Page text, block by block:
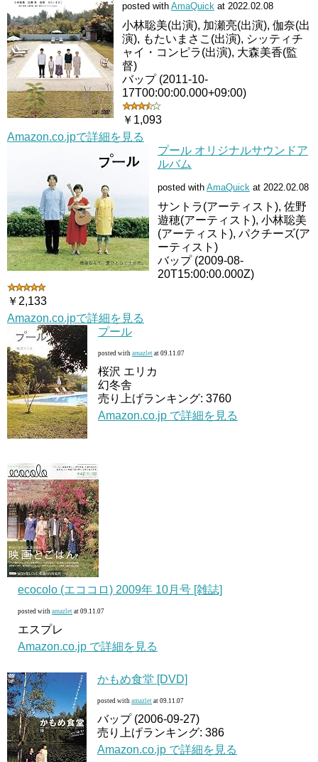
posted with AmaQuick at 2022.02.08
小林聡美(出演), 加瀬亮(出演), 伽奈(出
演), もたいまさこ(出演), シッティチ
ャイ・コンピラ(出演), 大森美香(監
督)
バップ (2011-10-
17T00:00:00.000+09:00)
￥1,093
Amazon.co.jpで詳細を見る
プール オリジナルサウンドア
ルバム
posted with AmaQuick at 2022.02.08
サントラ(アーティスト), 佐野
遊穂(アーティスト), 小林聡美
(アーティスト), パクチーズ(ア
ーティスト)
バップ (2009-08-
20T15:00:00.000Z)
￥2,133
Amazon.co.jpで詳細を見る
プール
posted with amazlet at 09.11.07
桜沢 エリカ
幻冬舎
売り上げランキング: 3760
Amazon.co.jp で詳細を見る
ecocolo (エココロ) 2009年 10月号 [雑誌]
posted with amazlet at 09.11.07
エスプレ
Amazon.co.jp で詳細を見る
かもめ食堂 [DVD]
posted with amazlet at 09.11.07
バップ (2006-09-27)
売り上げランキング: 386
Amazon.co.jp で詳細を見る